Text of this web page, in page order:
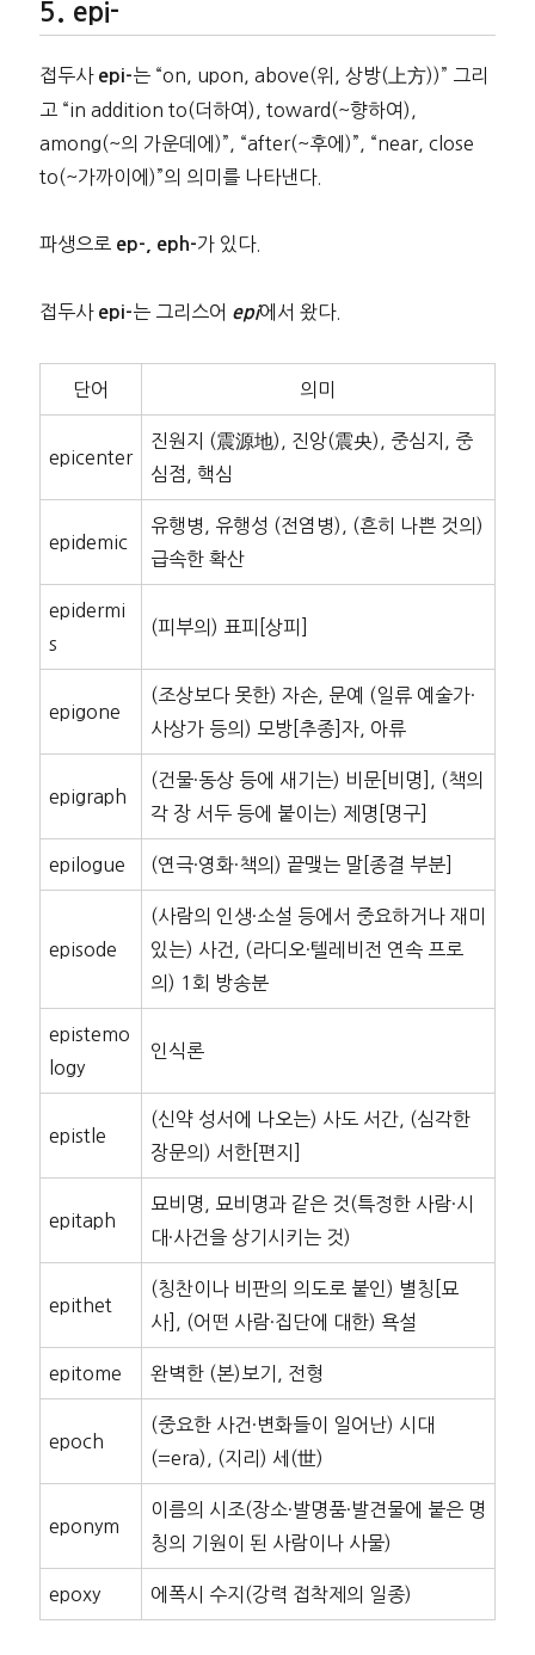
epi-
접두사 epi-는 “on, upon, above(위, 상방(上方))” 그리
고 “in addition to(더하여), toward(~향하여),
among(~의 가운데에)”, “after(~후에)”, “near, close
to(~가까이에)”의 의미를 나타낸다.
파생으로 ep-, eph-가 있다.
접두사 epi-는 그리스어 epi에서 왔다.
단어 의미
epicenter
진원지 (震源地), 진앙(震央), 중심지, 중
심점, 핵심
epidemic
유행병, 유행성 (전염병), (흔히 나쁜 것의)
급속한 확산
epidermi
s
(피부의) 표피[상피]
epigone
(조상보다 못한) 자손, 문예 (일류 예술가·
사상가 등의) 모방[추종]자, 아류
epigraph
(건물·동상 등에 새기는) 비문[비명], (책의
각 장 서두 등에 붙이는) 제명[명구]
epilogue (연극·영화·책의) 끝맺는 말[종결 부분]
episode
(사람의 인생·소설 등에서 중요하거나 재미
있는) 사건, (라디오·텔레비전 연속 프로
의) 1회 방송분
epistemo
logy
인식론
epistle
(신약 성서에 나오는) 사도 서간, (심각한
장문의) 서한[편지]
epitaph
묘비명, 묘비명과 같은 것(특정한 사람·시
대·사건을 상기시키는 것)
epithet
(칭찬이나 비판의 의도로 붙인) 별칭[묘
사], (어떤 사람·집단에 대한) 욕설
epitome 완벽한 (본)보기, 전형
epoch
(중요한 사건·변화들이 일어난) 시대
(=era), (지리) 세(世)
eponym
이름의 시조(장소·발명품·발견물에 붙은 명
칭의 기원이 된 사람이나 사물)
epoxy 에폭시 수지(강력 접착제의 일종)